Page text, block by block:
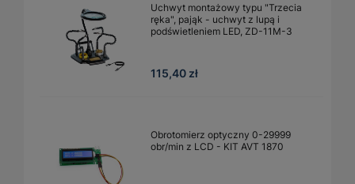
Uchwyt montażowy typu "Trzecia
ręka", pająk - uchwyt z lupą i
podświetleniem LED, ZD-11M-3
115,40 zł
Obrotomierz optyczny 0-29999
obr/min z LCD - KIT AVT 1870